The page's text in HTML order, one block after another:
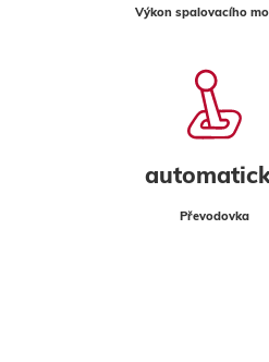
Výkon spalovacího
Převodovka